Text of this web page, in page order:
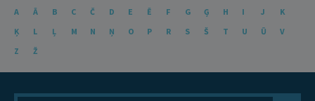
A Ā B C Č D E Ē F G Ģ H I J
K
Ķ
L Ļ M N Ņ O P R S Š T U Ū
V
Z
Ž